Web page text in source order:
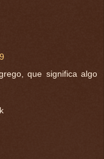
que significa algo